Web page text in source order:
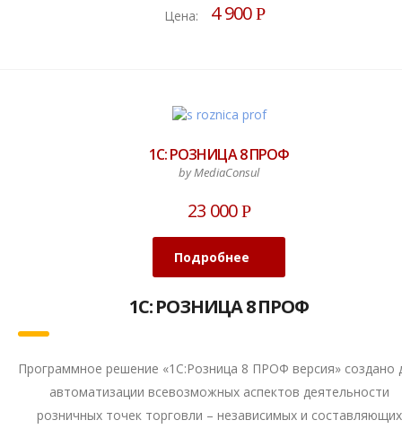
Цена: 4 900Р
1С: РОЗНИЦА 8 ПРОФ
by MediaConsul
23 000Р
Подробнее
1С: РОЗНИЦА 8 ПРОФ
Программное решение «1С:Розница 8 ПРОФ версия» создано
автоматизации всевозможных аспектов деятельности
розничных точек торговли – независимых и составляющих